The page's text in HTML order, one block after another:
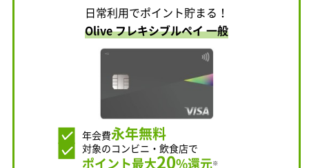
日常利用でポイント貯まる！
Olive フレキシブルペイ 一般
年会費永年無料
対象のコンビニ・飲食店で
ポイント最大20%還元※